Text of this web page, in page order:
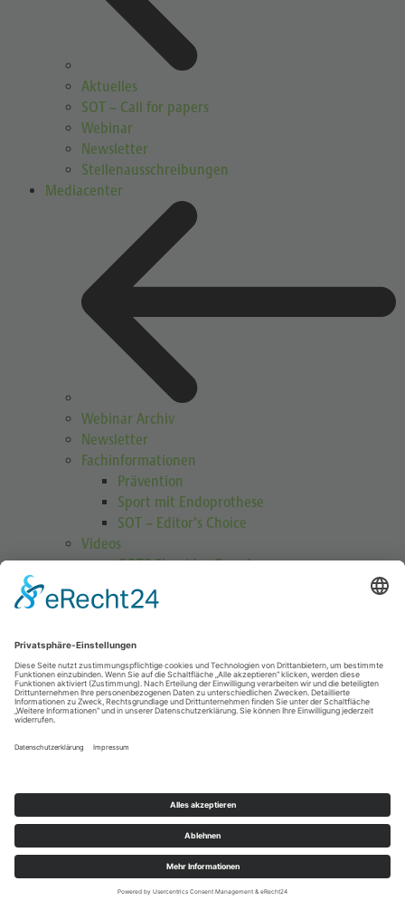
Aktuelles
SOT – Call for papers
Webinar
Newsletter
Stellenausschreibungen
Mediacenter
Webinar Archiv
Newsletter
Fachinformationen
Prävention
Sport mit Endoprothese
SOT – Editor’s Choice
Videos
GOTS Shoulder Guard
Schulterübungen
Höhenmedizin
Publikationen
Publikationen
Journal Sports Orthopaedics and Traumatology